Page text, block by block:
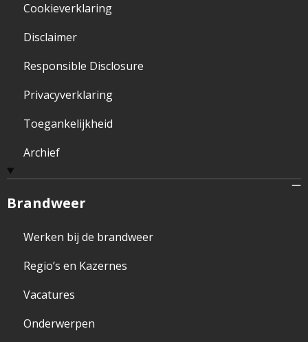
Cookieverklaring
Disclaimer
Responsible Disclosure
Privacyverklaring
Toegankelijkheid
Archief
Brandweer
Werken bij de brandweer
Regio’s en Kazernes
Vacatures
Onderwerpen